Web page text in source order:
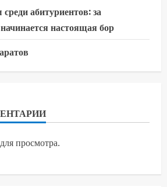
абитуриентов: за
настоящая бор
просмотра.